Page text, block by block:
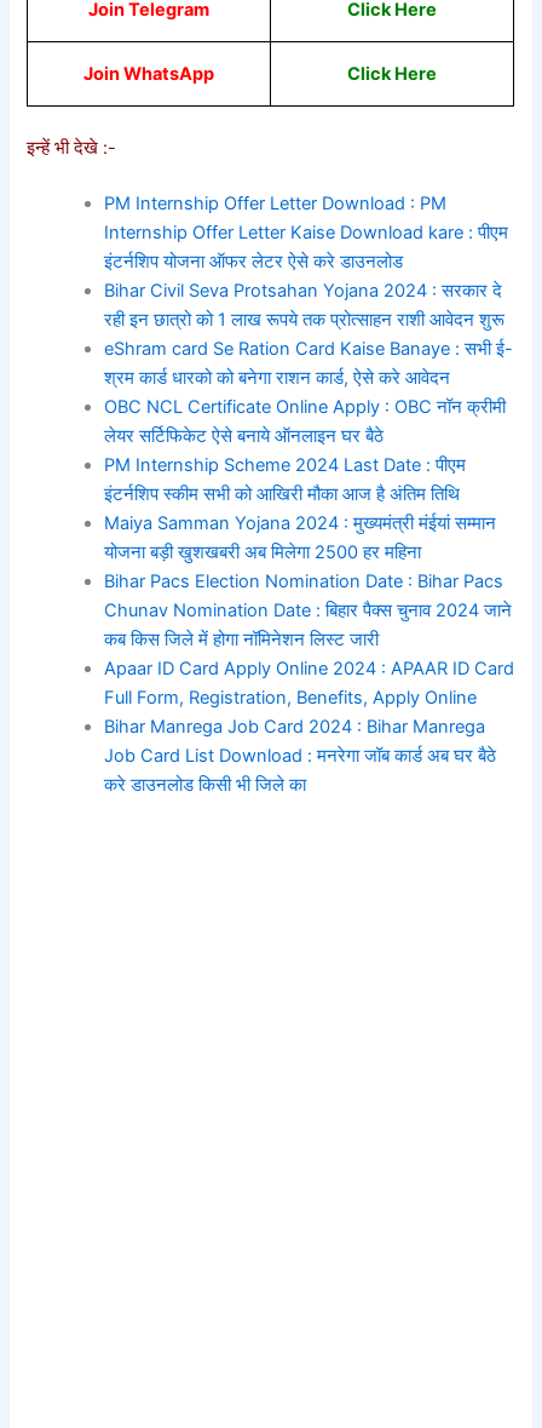
Join Telegram Click Here
Join WhatsApp ClickHere
इन्हें भी देखे :-
PM Internship Offer Letter Download : PM
Internship Offer Letter Kaise Download kare : पीएम
इंटर्नशिप योजना ऑफर लेटर ऐसे करे डाउनलोड
Bihar Civil Seva Protsahan Yojana 2024 : सरकार दे
रही इन छात्रो को 1 लाख रूपये तक प्रोत्साहन राशी आवेदन शुरू
eShram card Se Ration Card Kaise Banaye : सभी ई-
श्रम कार्ड धारको को बनेगा राशन कार्ड, ऐसे करे आवेदन
OBC NCL Certificate Online Apply : OBC नॉन क्रीमी
लेयर सर्टिफिकेट ऐसे बनाये ऑनलाइन घर बैठे
PM Internship Scheme 2024 Last Date : पीएम
इंटर्नशिप स्कीम सभी को आखिरी मौका आज है अंतिम तिथि
Maiya Samman Yojana 2024 : मुख्यमंत्री मंईयां सम्मान
योजना बड़ी खुशखबरी अब मिलेगा 2500 हर महिना
Bihar Pacs Election Nomination Date : Bihar Pacs
Chunav Nomination Date : बिहार पैक्स चुनाव 2024 जाने
कब किस जिले में होगा नॉमिनेशन लिस्ट जारी
Apaar ID Card Apply Online 2024 : APAAR ID Card
Full Form, Registration, Benefits, Apply Online
Bihar Manrega Job Card 2024 : Bihar Manrega
Job Card List Download : मनरेगा जॉब कार्ड अब घर बैठे
करे डाउनलोड किसी भी जिले का